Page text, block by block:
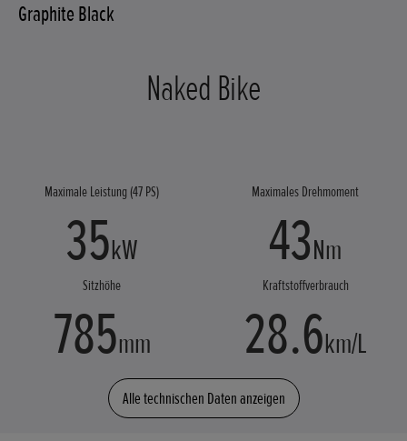
Graphite Black
Naked Bike
Maximale Leistung (47 PS)
35kW
Maximales Drehmoment
43Nm
Sitzhöhe
785mm
Kraftstoffverbrauch
28.6km/L
Alle technischen Daten anzeigen